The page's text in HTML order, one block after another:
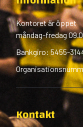
Kontoret är öppet
måndag-fredag
Bankgiro: 5455-
Kontakt